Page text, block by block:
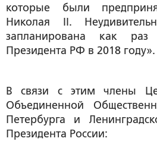
которые были
Николая II.
запланирована как
Президента РФ в 2018 году».
В связи с этим члены
Объединенной
Петербурга и
Президента России: